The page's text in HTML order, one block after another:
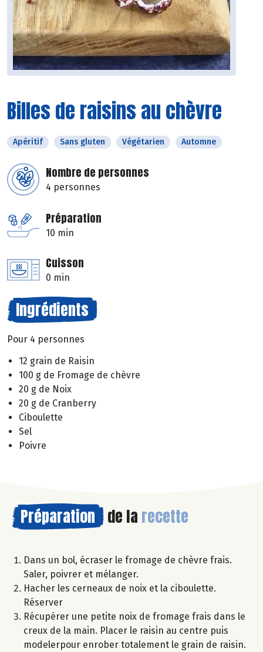
Billes de raisins au chèvre
Apéritif Sans gluten Végétarien Automne
Nombre de personnes
4 personnes
Préparation
10 min
Cuisson
0 min
Ingrédients
Pour 4 personnes
12 grain de Raisin
100 g de Fromage de chèvre
20 g de Noix
20 g de Cranberry
Ciboulette
Sel
Poivre
Préparation de la recette
Dans un bol, écraser le fromage de chèvre frais.
Saler, poivrer et mélanger.
Hacher les cerneaux de noix et la ciboulette.
Réserver
Récupérer une petite noix de fromage frais dans le
creux de la main. Placer le raisin au centre puis
modelerpour enrober totalement le grain de raisin.